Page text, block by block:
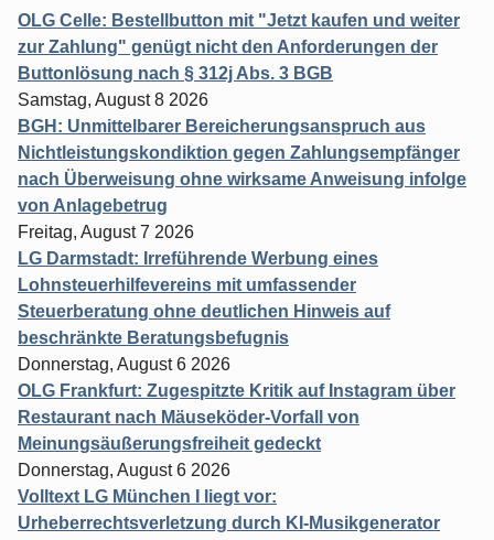
OLG Celle: Bestellbutton mit "Jetzt kaufen und weiter
zur Zahlung" genügt nicht den Anforderungen der
Buttonlösung nach § 312j Abs. 3 BGB
Samstag, August 8 2026
BGH: Unmittelbarer Bereicherungsanspruch aus
Nichtleistungskondiktion gegen Zahlungsempfänger
nach Überweisung ohne wirksame Anweisung infolge
von Anlagebetrug
Freitag, August 7 2026
LG Darmstadt: Irreführende Werbung eines
Lohnsteuerhilfevereins mit umfassender
Steuerberatung ohne deutlichen Hinweis auf
beschränkte Beratungsbefugnis
Donnerstag, August 6 2026
OLG Frankfurt: Zugespitzte Kritik auf Instagram über
Restaurant nach Mäuseköder-Vorfall von
Meinungsäußerungsfreiheit gedeckt
Donnerstag, August 6 2026
Volltext LG München I liegt vor:
Urheberrechtsverletzung durch KI-Musikgenerator